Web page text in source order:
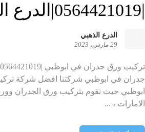
|0564421019|الدرع الذهبي
الدرع الذهبي
29 مارس، 2023
جدران في ابوظبي شركتنا افضل شركة
ابوظبي حيث نقوم بتركيب ورق الجدران
الامارات ، ...